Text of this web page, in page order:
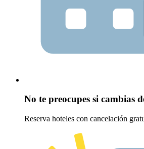
No te preocupes si cambias
Reserva hoteles con cancelación